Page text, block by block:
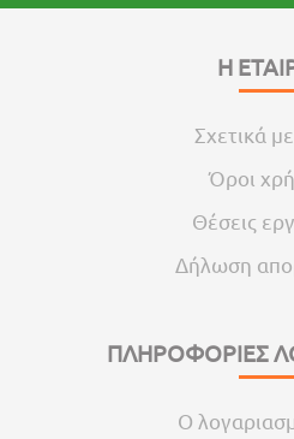
Η
Σχετικά
Όροι
Θέσεις
Δήλωση
ΠΛΗΡΟΦΟΡΙΕΣ
Ο